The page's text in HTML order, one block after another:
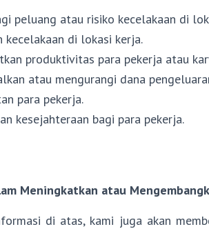
peluang atau risiko kecelakaan di
kecelakaan di lokasi kerja.
produktivitas para pekerja atau
atau mengurangi dana
para pekerja.
kesejahteraan bagi para pekerja.
Meningkatkan atau
di atas, kami juga akan